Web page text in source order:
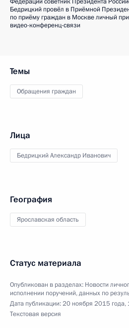
Бедрицкий провёл в Приёмной
по приёму граждан в Москве личный
видео-конференц-связи
Темы
Обращения граждан
Лица
Бедрицкий Александр Иванович
География
Ярославская область
Статус материала
Опубликован в разделах: Новости
исполнении поручений, данных по
Дата публикации:20 ноября 2015 года,
Текстовая версия